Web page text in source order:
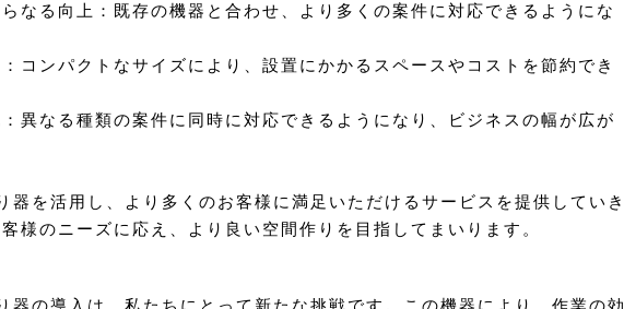
なる向上：既存の機器と合わせ、より多くの案件に対応できるようにな
コンパクトなサイズにより、設置にかかるスペースやコストを節約でき
異なる種類の案件に同時に対応できるようになり、ビジネスの幅が広が
器を活用し、より多くのお客様に満足いただけるサービスを提供していき
様のニーズに応え、より良い空間作りを目指してまいります。